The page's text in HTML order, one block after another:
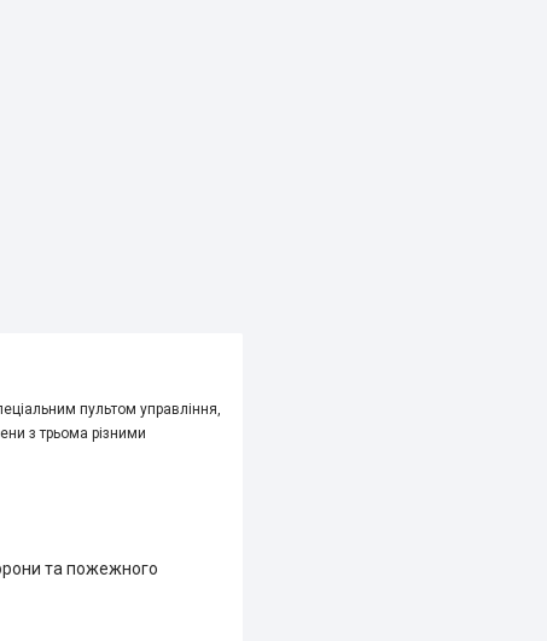
пультом управління,
з трьома різними
та пожежного